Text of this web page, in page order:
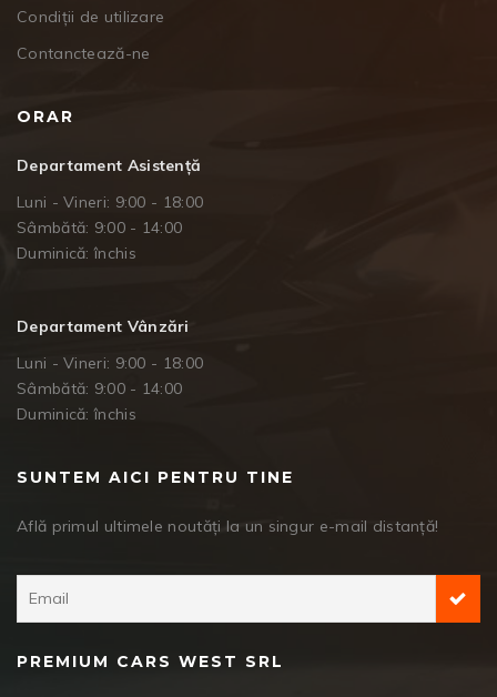
Condiții de utilizare
Contanctează-ne
ORAR
Departament Asistență
Luni - Vineri: 9:00 - 18:00
Sâmbătă: 9:00 - 14:00
Duminică: închis
Departament Vânzări
Luni - Vineri: 9:00 - 18:00
Sâmbătă: 9:00 - 14:00
Duminică: închis
SUNTEM AICI PENTRU TINE
Află primul ultimele noutăți la un singur e-mail distanță!
PREMIUM CARS WEST SRL